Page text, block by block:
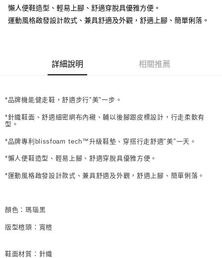
懶人便鞋造型、輕易上腳、舒適穿脫具優雅方便。
運動風格啟發設計款式、兼具舒適及外觀，舒適上腳、簡單俐落。
詳細說明 相關推薦
*品牌機能健走鞋，舒適步行"美"一步。
*針織鞋面、舒適細密網布內襯、輔以後腳跟皮標設計，行走柔軟有
型。
*品牌專利blissfoam tech™升級鞋墊、穿搭行走舒適"美"一天。
*懶人便鞋造型、輕易上腳、舒適穿脫具優雅方便。
*運動風格啟發設計款式、兼具舒適及外觀，舒適上腳、簡單俐落。
顏色：瑪瑙黑
版型楦頭：寬楦
鞋面材質：針織